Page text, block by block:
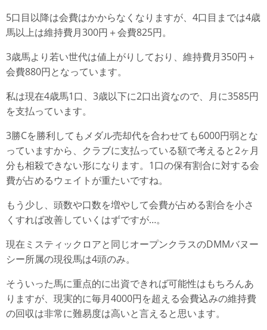
5口目以降は会費はかからなくなりますが、4口目までは4歳
馬以上は維持費月300円＋会費825円。
3歳馬より若い世代は値上がりしており、維持費月350円＋
会費880円となっています。
私は現在4歳馬1口、3歳以下に2口出資なので、月に3585円
を支払っています。
3勝Cを勝利してもメダル売却代を合わせても6000円弱とな
っていますから、クラブに支払っている額で考えると2ヶ月
分も相殺できない形になります。1口の保有割合に対する会
費が占めるウェイトが重たいですね。
もう少し、頭数や口数を増やして会費が占める割合を小さ
くすれば改善していくはずですが…。
現在ミスティックロアと同じオープンクラスのDMMバヌー
シー所属の現役馬は4頭のみ。
そういった馬に重点的に出資できれば可能性はもちろんあ
りますが、現実的に毎月4000円を超える会費込みの維持費
の回収は非常に難易度は高いと言えると思います。